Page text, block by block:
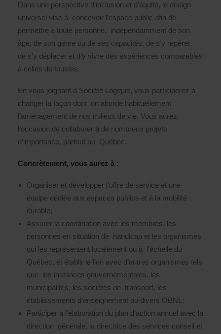
Dans une perspective d’inclusion et d’équité, le design
universel vise à concevoir l’espace public afin de
permettre à toute personne, indépendamment de son
âge, de son genre ou de ses capacités, de s’y repérer,
de s’y déplacer et d’y vivre des expériences comparables
à celles de toustes.
En vous joignant à Société Logique, vous participerez à
changer la façon dont on aborde habituellement
l’aménagement de nos milieux de vie. Vous aurez
l’occasion de collaborer à de nombreux projets
d’importance, partout au Québec.
Concrètement, vous aurez à :
Organiser et développer l’offre de service et une
équipe dédiée aux espaces publics et à la mobilité
durable;
Assurer la coordination avec les membres, les
personnes en situation de handicap et les organismes
qui les représentent localement ou à l’échelle du
Québec, et établir le lien avec d’autres organismes tels
que les instances gouvernementales, les
municipalités, les sociétés de transport, les
établissements d’enseignement ou divers OBNL;
Participer à l’élaboration du plan d’action annuel avec la
direction générale, la directrice des services conseil et